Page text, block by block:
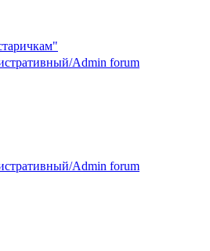
Admin forum
Admin forum